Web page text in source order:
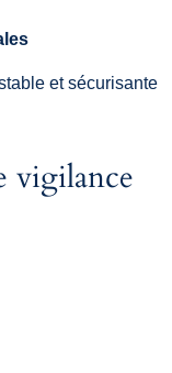
etsécurisante
vigilance